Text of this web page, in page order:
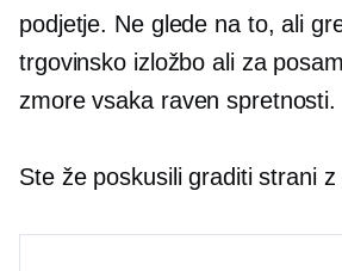
podjetje. Ne glede na to, ali
trgovinsko izložbo ali za
zmore vsaka raven spretnosti.
Ste že poskusili graditi strani